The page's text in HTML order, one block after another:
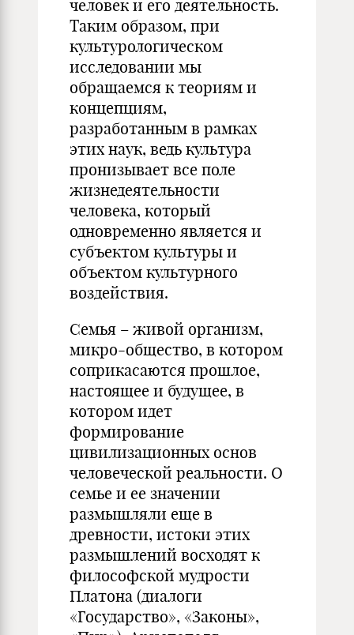
человек и его деятельность.
Таким образом, при
культурологическом
исследовании мы
обращаемся к теориям и
концепциям,
разработанным в рамках
этих наук, ведь культура
пронизывает все поле
жизнедеятельности
человека, который
одновременно является и
субъектом культуры и
объектом культурного
воздействия.
Семья – живой организм,
микро-общество, в котором
соприкасаются прошлое,
настоящее и будущее, в
котором идет
формирование
цивилизационных основ
человеческой реальности. О
семье и ее значении
размышляли еще в
древности, истоки этих
размышлений восходят к
философской мудрости
Платона (диалоги
«Государство», «Законы»,